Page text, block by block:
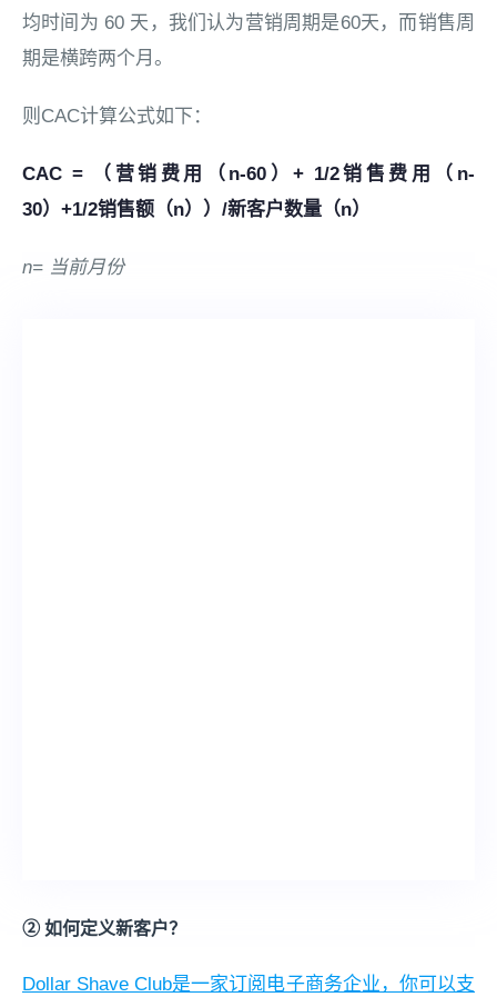
均时间为 60 天，我们认为营销周期是60天，而销售周
期是横跨两个月。
则CAC计算公式如下：
CAC = （营销费用（n-60）+ 1/2销售费用（n-
30）+1/2销售额（n））/新客户数量（n）
n= 当前月份
② 如何定义新客户？
Dollar Shave Club是一家订阅电子商务企业，你可以支